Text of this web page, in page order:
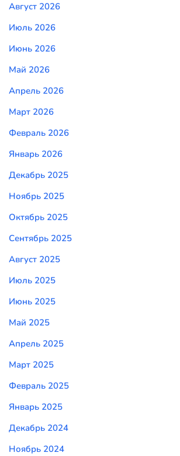
Август 2026
Июль 2026
Июнь 2026
Май 2026
Апрель 2026
Март 2026
Февраль 2026
Январь 2026
Декабрь 2025
Ноябрь 2025
Октябрь 2025
Сентябрь 2025
Август 2025
Июль 2025
Июнь 2025
Май 2025
Апрель 2025
Март 2025
Февраль 2025
Январь 2025
Декабрь 2024
Ноябрь 2024